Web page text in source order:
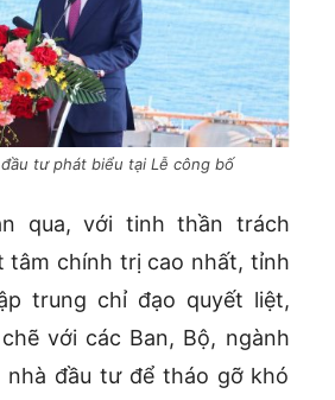
tư phát biểu tại Lễ công bố
qua, với tinh thần trách
tâm chính trị cao nhất, tỉnh
trung chỉ đạo quyết liệt,
với các Ban, Bộ, ngành
nhà đầu tư để tháo gỡ khó